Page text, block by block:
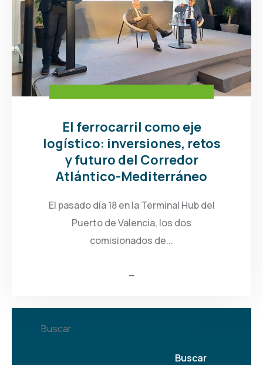
El ferrocarril como eje
logístico: inversiones, retos
y futuro del Corredor
Atlántico-Mediterráneo
El pasado día 18 en la Terminal Hub del
Puerto de Valencia, los dos
comisionados de...
Buscar
Buscar